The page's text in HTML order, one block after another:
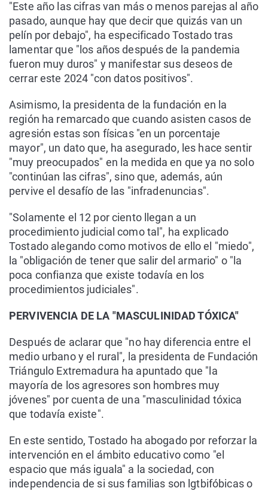
"Este año las cifras van más o menos parejas al año
pasado, aunque hay que decir que quizás van un
pelín por debajo", ha especificado Tostado tras
lamentar que "los años después de la pandemia
fueron muy duros" y manifestar sus deseos de
cerrar este 2024 "con datos positivos".
Asimismo, la presidenta de la fundación en la
región ha remarcado que cuando asisten casos de
agresión estas son físicas "en un porcentaje
mayor", un dato que, ha asegurado, les hace sentir
"muy preocupados" en la medida en que ya no solo
"continúan las cifras", sino que, además, aún
pervive el desafío de las "infradenuncias".
"Solamente el 12 por ciento llegan a un
procedimiento judicial como tal", ha explicado
Tostado alegando como motivos de ello el "miedo",
la "obligación de tener que salir del armario" o "la
poca confianza que existe todavía en los
procedimientos judiciales".
PERVIVENCIA DE LA "MASCULINIDAD TÓXICA"
Después de aclarar que "no hay diferencia entre el
medio urbano y el rural", la presidenta de Fundación
Triángulo Extremadura ha apuntado que "la
mayoría de los agresores son hombres muy
jóvenes" por cuenta de una "masculinidad tóxica
que todavía existe".
En este sentido, Tostado ha abogado por reforzar la
intervención en el ámbito educativo como "el
espacio que más iguala" a la sociedad, con
independencia de si sus familias son lgtbifóbicas o